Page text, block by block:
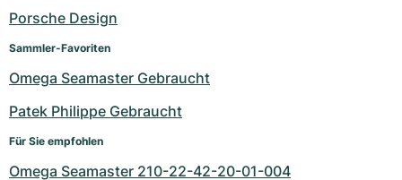
Porsche Design
Sammler-Favoriten
Omega Seamaster Gebraucht
Patek Philippe Gebraucht
Für Sie empfohlen
Omega Seamaster 210-22-42-20-01-004